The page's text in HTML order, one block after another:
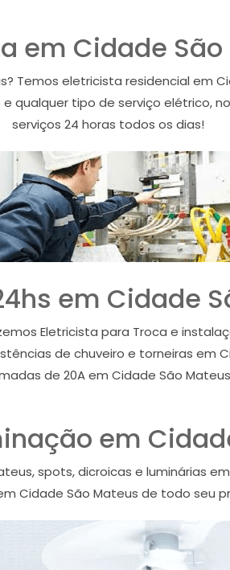
em Cidade
Temos eletricista residencial em
qualquer tipo de serviço elétrico,
serviços 24 horas todos os dias!
em Cidade
Eletricista para Troca e
de chuveiro e torneiras em
de 20A em Cidade São
em
spots, dicroicas e luminárias
Cidade São Mateus de todo seu